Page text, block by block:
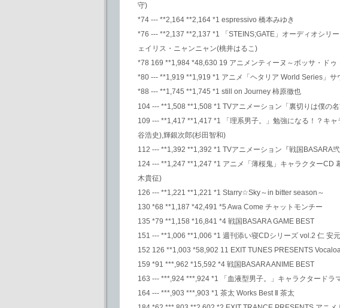
守)
*74 --- **2,164 **2,164 *1 espressivo 橋本みゆき
*76 --- **2,137 **2,137 *1 「STEINS;GATE」オーディオシ
ェイリス・ニャンニャン(桃井はるこ)
*78 169 **1,984 *48,630 19 アニメンティーヌ～ボッサ・ドゥ
*80 --- **1,919 **1,919 *1 アニメ「ヘタリア World Series」サ
*88 --- **1,745 **1,745 *1 still on Journey 柿原徹也
104 --- **1,508 **1,508 *1 TVアニメーション「裏切りは僕の
109 --- **1,417 **1,417 *1 「理系男子。」勉強になる！？キ
谷浩史),輝銀次郎(杉田智和)
112 --- **1,392 **1,392 *1 TVアニメーション『戦国BASARA
124 --- **1,247 **1,247 *1 アニメ「薄桜鬼」キャラクターCD
木貴征)
126 --- **1,221 **1,221 *1 Starry☆Sky～in bitter season～
130 *68 **1,187 *42,491 *5 Awa Come チャットモンチー
135 *79 **1,158 *16,841 *4 戦国BASARA GAME BEST
151 --- **1,006 **1,006 *1 週刊添い寝CDシリーズ vol.2 仁 安
152 126 **1,003 *58,902 11 EXIT TUNES PRESENTS
159 *91 ***,962 *15,592 *4 戦国BASARA ANIME BEST
163 --- ***,924 ***,924 *1 「血液型男子。」キャラクタードラ
164 --- ***,903 ***,903 *1 茶太 Works Best Ⅱ 茶太